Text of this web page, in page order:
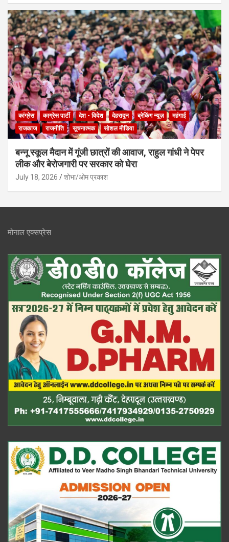
कांग्रेस काग्रेस पार्टी देश - विदेश देहरादून ब्रेकिंग न्यूज़
महंगाई
राजकाज
राजनीति सूचनात्मक सोशल मीडिया
बन्नू स्कूल मैदान में गूंजी छात्रों की आवाज, राहुल गांधी ने पेपर
लीक और बेरोजगारी पर सरकार को घेरा
July 18, 2026 शोभा/ओम प्रकाश
मोनाल एक्सप्रेस